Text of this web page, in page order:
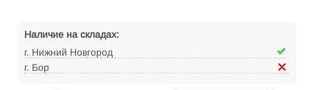
Наличие на складах:
г. Нижний Новгород
г. Бор